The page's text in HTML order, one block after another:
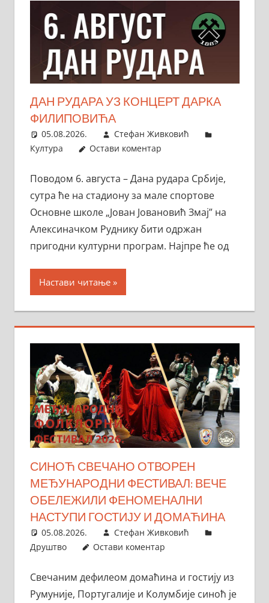
ДАН РУДАРА УЗ КОНЦЕРТ ДАРКА
ФИЛИПОВИЋА
05.08.2026.
Стефан Живковић
Култура
Остави коментар
Поводом 6. августа – Дана рудара Србије,
сутра ће на стадиону за мале спортове
Основне школе „Јован Јовановић Змај” на
Алексиначком Руднику бити одржан
пригодни културни програм. Најпре ће од
Настави читање
СИНОЋ СВЕЧАНО ОТВОРЕН
МЕЂУНАРОДНИ ФЕСТИВАЛ: ВЕЧЕ
ОБЕЛЕЖИЛИ ФЕНОМЕНАЛНИ
НАСТУПИ ГОСТИЈУ И ДОМАЋИНА
05.08.2026.
Стефан Живковић
Друштво
Остави коментар
Свечаним дефилеом домаћина и гостију из
Румуније, Португалије и Колумбије синоћ је